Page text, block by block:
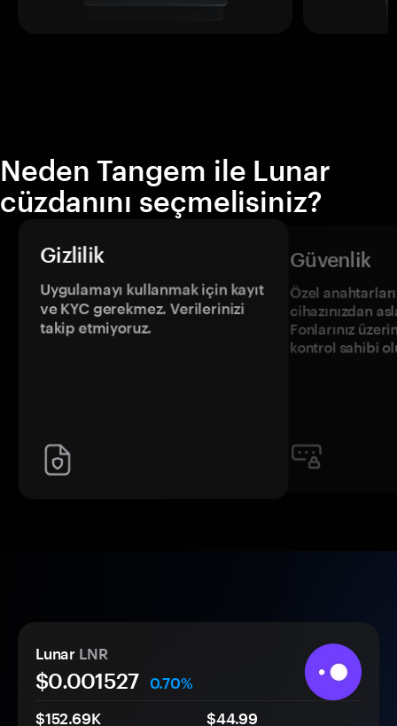
Neden Tangem ile Lunar
cüzdanını seçmelisiniz?
Gizlilik
Uygulamayı kullanmak için kayıt
ve KYC gerekmez. Verilerinizi
takip etmiyoruz.
Güvenlik
Özel
cihazınızdan
Fonlarınız
kontrol sahibi
Lunar LNR
$0.001527
0.70%
$152.69K
$44.99